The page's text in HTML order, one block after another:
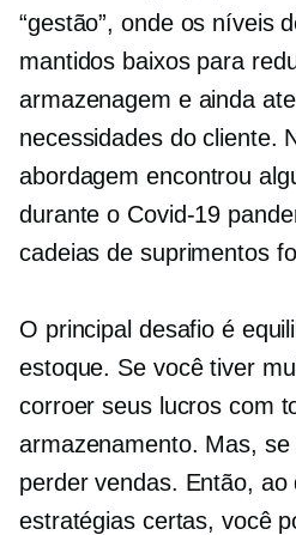
“gestão”, onde os níveis
mantidos baixos para
armazenagem e ainda
necessidades do cliente.
abordagem encontrou
durante o Covid-19
cadeias de suprimentos
O principal desafio é
estoque. Se você tiver
corroer seus lucros com
armazenamento. Mas,
perder vendas. Então, ao
estratégias certas, você